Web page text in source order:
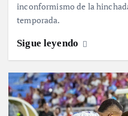
inconformismo de la
temporada.
Sigue leyendo